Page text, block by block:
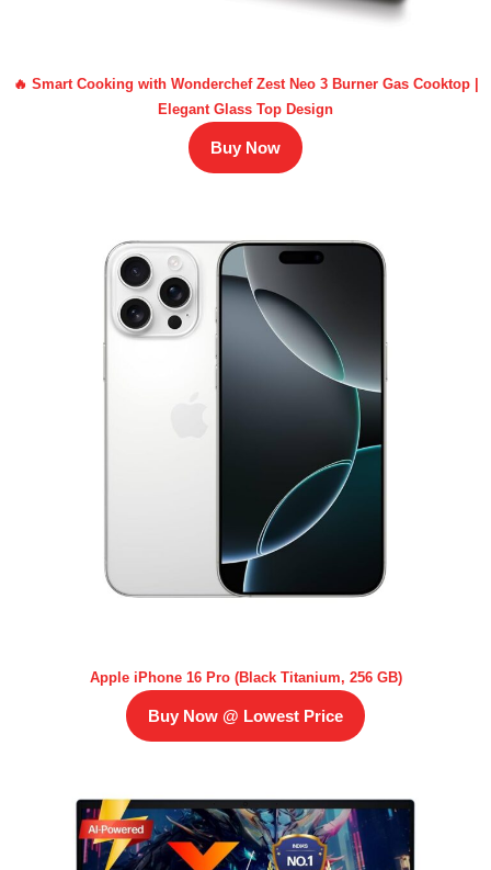
🔥 Smart Cooking with Wonderchef Zest Neo 3 Burner Gas Cooktop |
Elegant Glass Top Design
Buy Now
Apple iPhone 16 Pro (Black Titanium, 256 GB)
Buy Now @ Lowest Price